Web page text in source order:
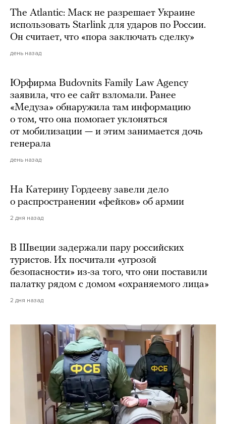
The Atlantic: Маск не разрешает Украине
использовать Starlink для ударов по России.
Он считает, что «пора заключать сделку»
день назад
Юрфирма Budovnits Family Law Agency
заявила, что ее сайт взломали. Ранее
«Медуза» обнаружила там информацию
о том, что она помогает уклоняться
от мобилизации — и этим занимается дочь
генерала
день назад
На Катерину Гордееву завели дело
о распространении «фейков» об армии
2 дня назад
В Швеции задержали пару российских
туристов. Их посчитали «угрозой
безопасности» из-за того, что они поставили
палатку рядом с домом «охраняемого лица»
2 дня назад